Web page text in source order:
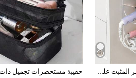
منظم أدوات الشعر المثبت على الحائط بدون حفر، تصميم بسعة كبيرة 4 حجرات، يحمل مجفف الشعر ومكواة التجعيد ومكواة التمليس، مع خطافات، موفر للمساحة